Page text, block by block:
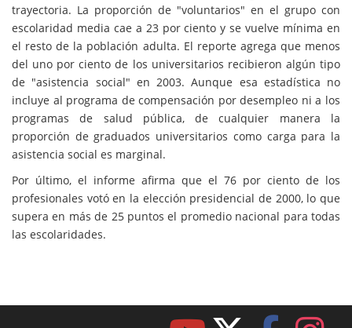
trayectoria. La proporción de "voluntarios" en el grupo con
escolaridad media cae a 23 por ciento y se vuelve mínima en
el resto de la población adulta. El reporte agrega que menos
del uno por ciento de los universitarios recibieron algún tipo
de "asistencia social" en 2003. Aunque esa estadística no
incluye al programa de compensación por desempleo ni a los
programas de salud pública, de cualquier manera la
proporción de graduados universitarios como carga para la
asistencia social es marginal.
Por último, el informe afirma que el 76 por ciento de los
profesionales votó en la elección presidencial de 2000, lo que
supera en más de 25 puntos el promedio nacional para todas
las escolaridades.